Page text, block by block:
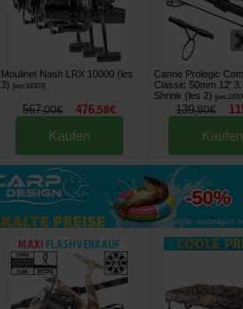
Moulinet Nash LRX 10000 (les
3) [esc18303]
567,00€ 476,58€
Kaufen
Canne Prologic
Classic 50mm 12'
Shrink (les 2) [
139,80€
Kaufen
bis zu
-50%
Alle anzeigen »